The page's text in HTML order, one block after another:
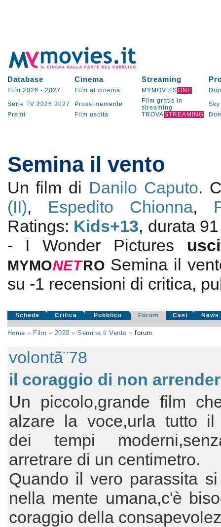
Database Cinema Streaming
Film 2026 - 2027 Film al cinema MYMOVIESONE
Serie TV 2026 2027 Prossimamente
Film gratis in
streaming
Sky
Premi
Film uscita TROVASTREAMING
Semina il vento
Un film di Danilo Caputo.
(II), Espedito Chionna,
Ratings: Kids+13, durata
- I Wonder Pictures
MYMONETRO Semina il
su -1 recensioni di critica,
Scheda Critica Pubblico Forum Cast News
Home » Film » 2020 »Semina Il Vento »forum
volontã¨78
il coraggio di non
Un piccolo,grande film
alzare la voce,urla tutto il
dei tempi
arretrare di un centimetro.
Quando il vero parassita
nella mente umana,c'è
coraggio della